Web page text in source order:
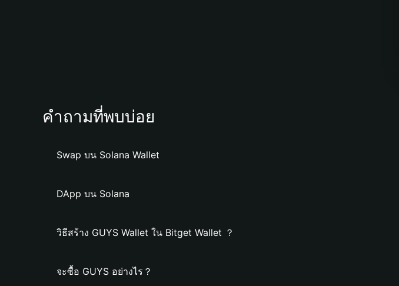
คำถามที่พบบ่อย
Swap บน Solana Wallet
DApp บน Solana
วิธีสร้าง GUYS Wallet ใน Bitget Wallet ？
จะซื้อ GUYS อย่างไร？